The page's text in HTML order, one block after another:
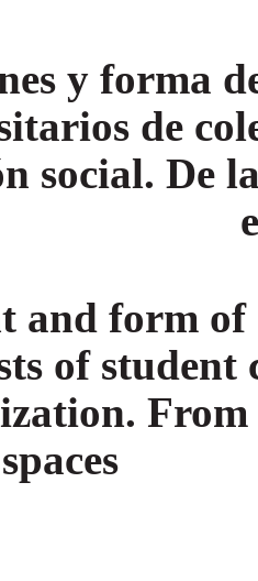
y forma
de
social. De
and form
of student